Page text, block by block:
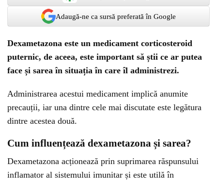
Adaugă-ne ca sursă preferată în Google
Dexametazona este un medicament corticosteroid
puternic, de aceea, este important să știi ce ar putea
face și sarea în situația în care îl administrezi.
Administrarea acestui medicament implică anumite
precauții, iar una dintre cele mai discutate este legătura
dintre acestea două.
Cum influențează dexametazona și sarea?
Dexametazona acționează prin suprimarea răspunsului
inflamator al sistemului imunitar și este utilă în